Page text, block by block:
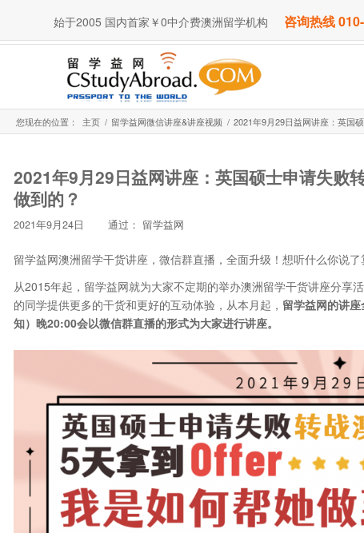
始于2005 国内首家￥0中介费澳洲留学机构 咨询热线
您现在的位置： 主页 / 留学益网微信讲座&讲座视频 / 2021年9月29日益网讲座：英国
2021年9月29日益网讲座：英国硕士申请失败
做到的？
2021年9月24日 通过： 留学益网
留学益网澳洲留学干货讲座，微信群直播，全面升级！想听什么你说了
从2015年起，留学益网就为大家不定期的举办澳洲留学干货讲座分享
的同学提供更多的干货和更好的互动体验，从本月起， 留学益网的讲
知）晚20:00会以微信群直播的形式为大家进行讲座。